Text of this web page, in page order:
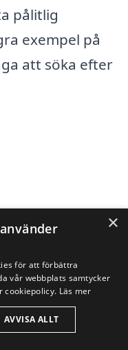
pålitlig
exempel på
att söka efter
×
för att förbättra
vår webbplats samtycker
cookiepolicy. Läs mer
AVVISA ALLT